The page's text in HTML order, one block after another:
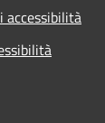
accessibilità